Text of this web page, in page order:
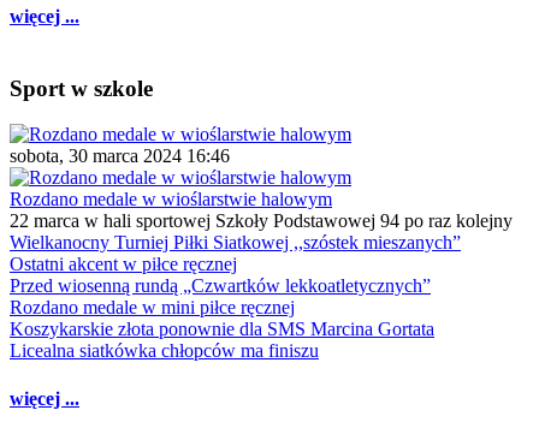
więcej ...
Sport w szkole
sobota, 30 marca 2024 16:46
Rozdano medale w wioślarstwie halowym
22 marca w hali sportowej Szkoły Podstawowej 94 po raz kolejny
Wielkanocny Turniej Piłki Siatkowej ,,szóstek mieszanych”
Ostatni akcent w piłce ręcznej
Przed wiosenną rundą „Czwartków lekkoatletycznych”
Rozdano medale w mini piłce ręcznej
Koszykarskie złota ponownie dla SMS Marcina Gortata
Licealna siatkówka chłopców ma finiszu
więcej ...